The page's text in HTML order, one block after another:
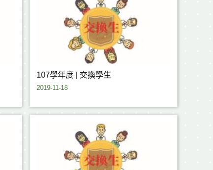
107學年度 | 交換學生
2019-11-18